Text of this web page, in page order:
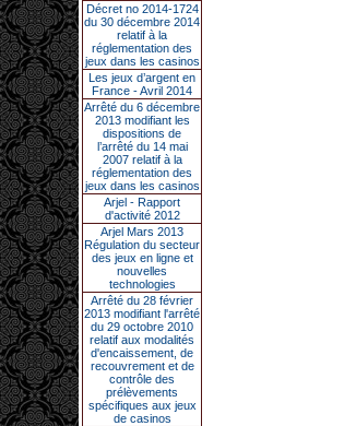
Décret no 2014-1724
du 30 décembre 2014
relatif à la
réglementation des
jeux dans les casinos
Les jeux d’argent en
France - Avril 2014
Arrêté du 6 décembre
2013 modifiant les
dispositions de
l’arrêté du 14 mai
2007 relatif à la
réglementation des
jeux dans les casinos
Arjel - Rapport
d'activité 2012
Arjel Mars 2013
Régulation du secteur
des jeux en ligne et
nouvelles
technologies
Arrêté du 28 février
2013 modifiant l'arrêté
du 29 octobre 2010
relatif aux modalités
d'encaissement, de
recouvrement et de
contrôle des
prélèvements
spécifiques aux jeux
de casinos